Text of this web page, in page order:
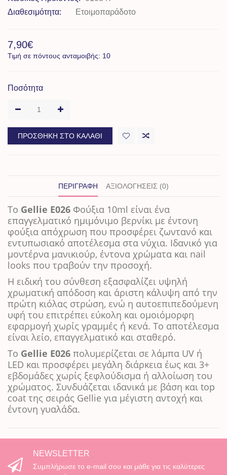
Διαθεσιμότητα:
Ετοιμοπαράδοτο
7,90€
Τιμή σε πόντους ανταμοιβής: 10
Ποσότητα
ΠΡΟΣΘΉΚΗ ΣΤΟ ΚΑΛΆΘΙ
ΠΕΡΙΓΡΑΦΉ ΑΞΙΟΛΟΓΉΣΕΙΣ (0)
Το Gellie E026 Φούξια 10ml είναι ένα
επαγγελματικό ημιμόνιμο βερνίκι με έντονη
φούξια απόχρωση που προσφέρει ζωντανό και
εντυπωσιακό αποτέλεσμα στα νύχια. Ιδανικό για
μοντέρνα μανικιούρ, έντονα χρώματα και nail
looks που τραβούν την προσοχή.
Η ειδική του σύνθεση εξασφαλίζει υψηλή
χρωματική απόδοση και άριστη κάλυψη από την
πρώτη κιόλας στρώση, ενώ η αυτοεπιπεδούμενη
υφή του επιτρέπει εύκολη και ομοιόμορφη
εφαρμογή χωρίς γραμμές ή κενά. Το αποτέλεσμα
είναι λείο, επαγγελματικό και σταθερό.
Το Gellie E026 πολυμερίζεται σε λάμπα UV ή
LED και προσφέρει μεγάλη διάρκεια έως και 3+
εβδομάδες χωρίς ξεφλούδισμα ή αλλοίωση του
χρώματος. Συνδυάζεται ιδανικά με βάση και top
coat της σειράς Gellie για μέγιστη αντοχή και
έντονη γυαλάδα.
NEWSLETTER
Συμπλήρωσε το e-mail σου και μάθε για τις καλύτερες